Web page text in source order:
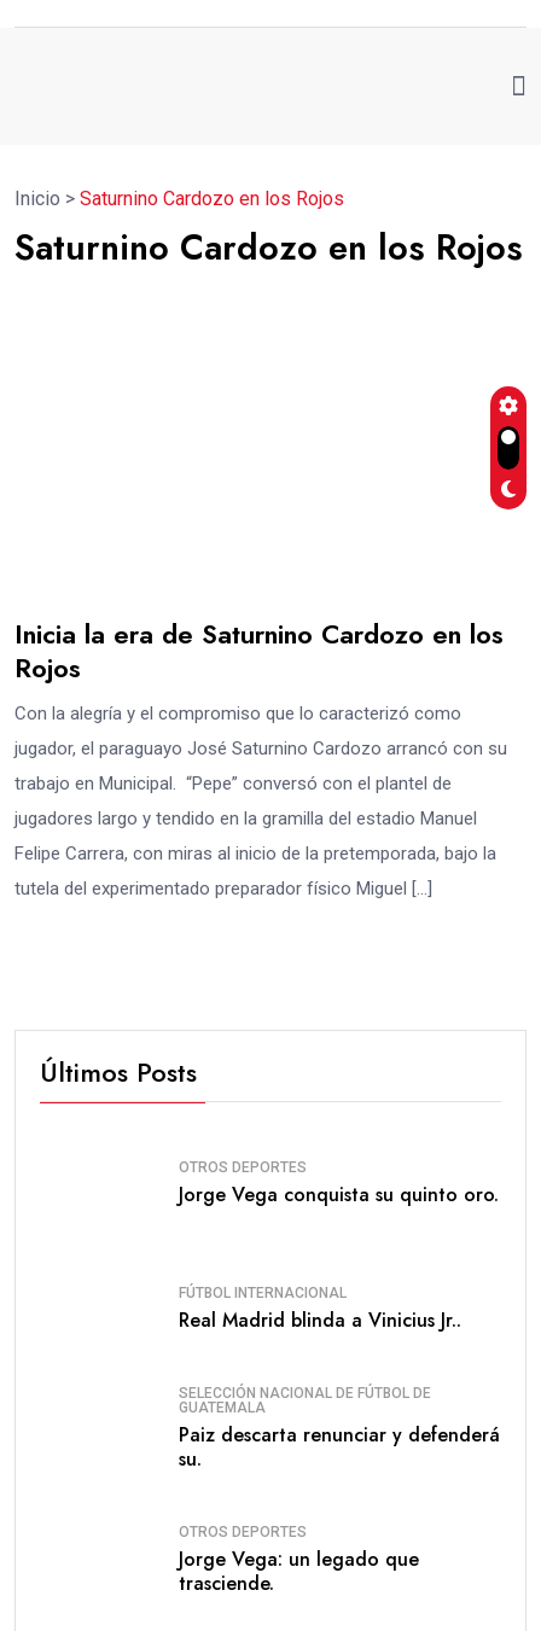
Inicio > Saturnino Cardozo en los Rojos
Saturnino Cardozo en los Rojos
Inicia la era de Saturnino Cardozo en los
Rojos
Con la alegría y el compromiso que lo caracterizó como
jugador, el paraguayo José Saturnino Cardozo arrancó con su
trabajo en Municipal. “Pepe” conversó con el plantel de
jugadores largo y tendido en la gramilla del estadio Manuel
Felipe Carrera, con miras al inicio de la pretemporada, bajo la
tutela del experimentado preparador físico Miguel […]
Últimos Posts
OTROS DEPORTES
Jorge Vega conquista su quinto oro.
FÚTBOL INTERNACIONAL
Real Madrid blinda a Vinicius Jr..
SELECCIÓN NACIONAL DE FÚTBOL DE
GUATEMALA
Paiz descarta renunciar y defenderá
su.
OTROS DEPORTES
Jorge Vega: un legado que
trasciende.